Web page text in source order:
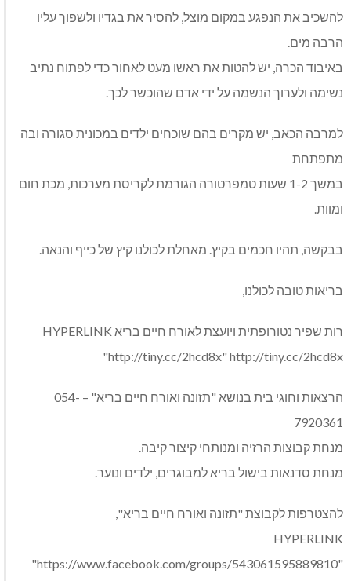
להשכיב את הנפגע במקום מוצל, להסיר את בגדיו ולשפוך עליו
הרבה מים.
באיבוד הכרה, יש להטות את ראשו מעט לאחור כדי לפתוח נתיב
נשימה ולערוך הנשמה על ידי אדם שהוכשר לכך.
למרבה הכאב, יש מקרים בהם שוכחים ילדים במכונית סגורה ובה
מתפתחת
במשך 1-2 שעות טמפרטורה הגורמת לקריסת מערכות, מכת חום
ומוות.
בבקשה, תהיו חכמים בקיץ. מאחלת לכולנו קיץ של כייף והנאה.
בריאות טובה לכולנו,
רות שפיר נטורופתית ויועצת לאורח חיים בריא HYPERLINK
"http://tiny.cc/2hcd8x" http://tiny.cc/2hcd8x
הרצאות וחוגי בית בנושא "תזונה ואורח חיים בריא" – 054-
7920361
מנחת קבוצות הרזיה ומנותחי קיצור קיבה.
מנחת סדנאות בישול בריא למבוגרים, ילדים ונוער.
להצטרפות לקבוצת "תזונה ואורח חיים בריא",
HYPERLINK
"https://www.facebook.com/groups/543061595889810"